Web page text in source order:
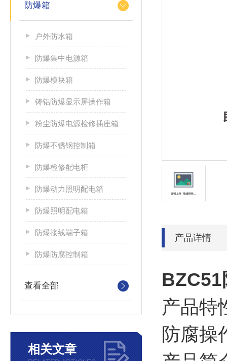
防爆箱
户外防水箱
防爆集中电源箱
防爆模块箱
铸铝防爆显示屏操作箱
粉尘防爆电源检修插座箱
防爆不锈钢控制箱
防爆检修配电柜
防爆动力照明配电箱
防爆照明配电箱
防爆接线端子箱
防爆防腐控制箱
查看全部
相关文章
产品详情
BZC51
产品特
防腐操